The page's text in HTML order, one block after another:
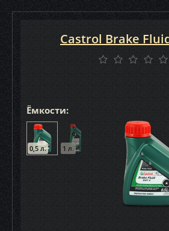
Ёмкости:
0,5 л. 1 л.
Castrol Brake